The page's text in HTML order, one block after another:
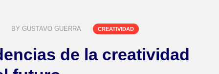
BY GUSTAVO GUERRA CREATIVIDAD
de la creatividad